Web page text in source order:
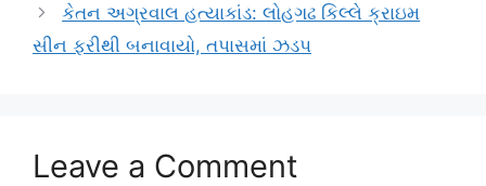
કેતન અગ્રવાલ હત્યાકાંડ: લોહગઢ કિલ્લે ક્રાઇમ
સીન ફરીથી બનાવાયો, તપાસમાં ઝડપ
Leave a Comment